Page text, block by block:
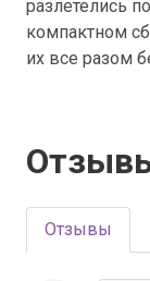
разлетелись
компактном
их все разом
Отзывы